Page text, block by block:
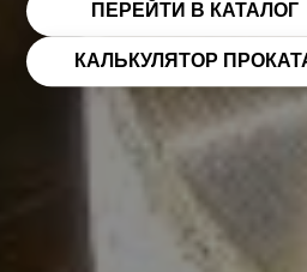
ПЕРЕЙТИ В КАТАЛОГ
КАЛЬКУЛЯТОР